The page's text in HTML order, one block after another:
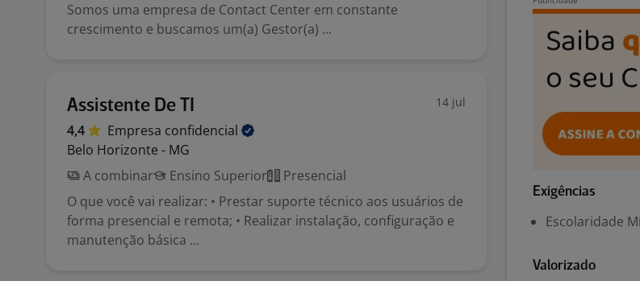
Somos uma empresa de Contact Center em constante
crescimento e buscamos um(a) Gestor(a) ...
Assistente De TI 14 jul
4,4 Empresa confidencial
Belo Horizonte - MG
A combinar
Ensino Superior
Presencial
O que você vai realizar: • Prestar suporte técnico aos usuários de
forma presencial e remota; • Realizar instalação, configuração e
manutenção básica ...
Exigências
Escolaridade
Valorizado